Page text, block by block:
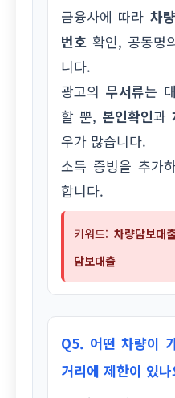
금융사에 따라 차
번호 확인, 공동명
니다.
광고의 무서류는
할 뿐, 본인확인과
우가 많습니다.
소득 증빙을 추가
합니다.
키워드: 차량담보대
담보대출
Q5. 어떤 차량이
거리에 제한이 있나